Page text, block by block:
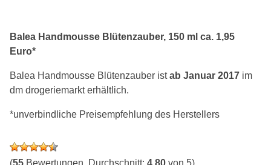
Balea Handmousse Blütenzauber, 150 ml ca. 1,95
Euro*
Balea Handmousse Blütenzauber istab Januar 2017 im
dm drogeriemarkt erhältlich.
*unverbindliche Preisempfehlung des Herstellers
(55 Bewertungen, Durchschnitt: 4,80 von 5)